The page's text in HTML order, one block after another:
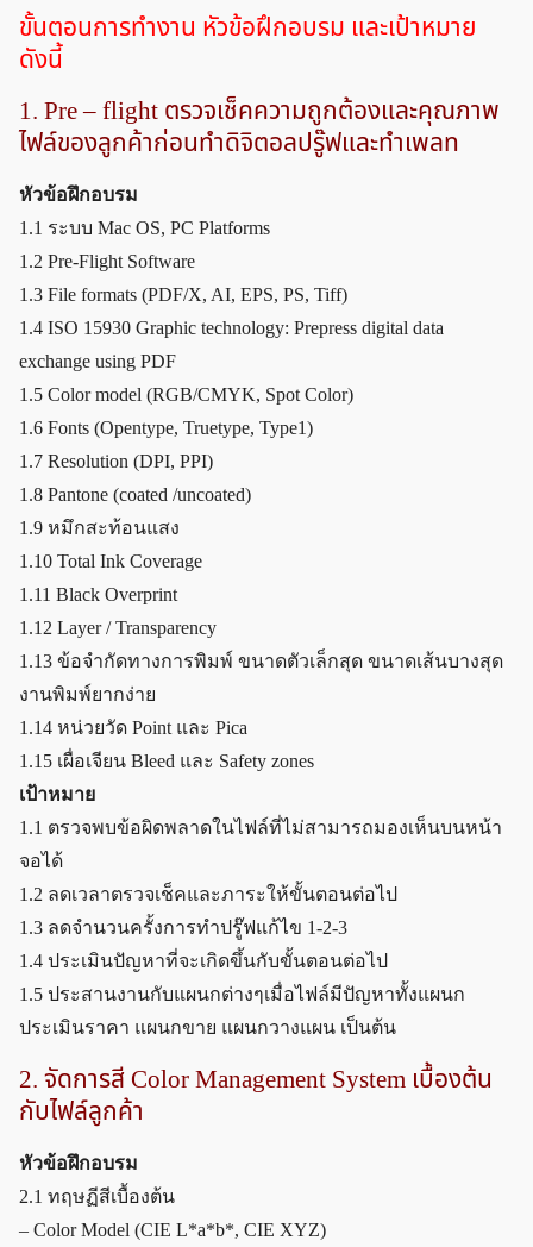
ขั้นตอนการทำงาน หัวข้อฝึกอบรม และเป้าหมาย
ดังนี้
1. Pre – flight ตรวจเช็คความถูกต้องและคุณภาพ
ไฟล์ของลูกค้าก่อนทำดิจิตอลปรู๊ฟและทำเพลท
หัวข้อฝึกอบรม
1.1 ระบบ Mac OS, PC Platforms
1.2 Pre-Flight Software
1.3 File formats (PDF/X, AI, EPS, PS, Tiff)
1.4 ISO 15930 Graphic technology: Prepress digital data
exchange using PDF
1.5 Color model (RGB/CMYK, Spot Color)
1.6 Fonts (Opentype, Truetype, Type1)
1.7 Resolution (DPI, PPI)
1.8 Pantone (coated /uncoated)
1.9 หมึกสะท้อนแสง
1.10 Total Ink Coverage
1.11 Black Overprint
1.12 Layer / Transparency
1.13 ข้อจำกัดทางการพิมพ์ ขนาดตัวเล็กสุด ขนาดเส้นบางสุด
งานพิมพ์ยากง่าย
1.14 หน่วยวัด Point และ Pica
1.15 เผื่อเจียน Bleed และ Safety zones
เป้าหมาย
1.1 ตรวจพบข้อผิดพลาดในไฟล์ที่ไม่สามารถมองเห็นบนหน้า
จอได้
1.2 ลดเวลาตรวจเช็คและภาระให้ขั้นตอนต่อไป
1.3 ลดจำนวนครั้งการทำปรู๊ฟแก้ไข 1-2-3
1.4 ประเมินปัญหาที่จะเกิดขึ้นกับขั้นตอนต่อไป
1.5 ประสานงานกับแผนกต่างๆเมื่อไฟล์มีปัญหาทั้งแผนก
ประเมินราคา แผนกขาย แผนกวางแผน เป็นต้น
2. จัดการสี Color Management System เบื้องต้น
กับไฟล์ลูกค้า
หัวข้อฝึกอบรม
2.1 ทฤษฏีสีเบื้องต้น
– Color Model (CIE L*a*b*, CIE XYZ)